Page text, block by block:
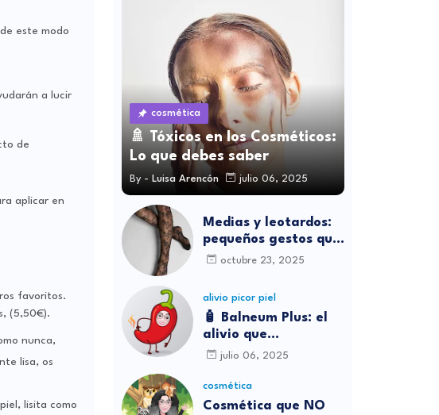
este modo
a lucir
de
aplicar en
favoritos.
(5,50€).
nunca,
lisa, os
lisita como
cosmética
🚿 Tóxicos en los Cosméticos:
Lo que debes saber
By - Luisa Arencón julio 06, 2025
Medias y leotardos:
pequeños gestos que
transforman cómo
octubre 23, 2025
alivio picor piel
🧴 Balneum Plus: el
alivio que
necesitábamos para
julio 06, 2025
cosmética
Cosmética que NO